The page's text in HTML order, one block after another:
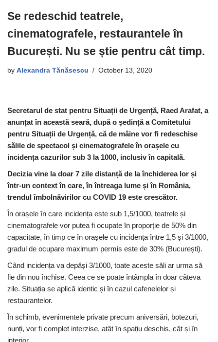
Se redeschid teatrele,
cinematografele, restaurantele în
București. Nu se știe pentru cât timp.
by Alexandra Tănăsescu October 13, 2020
Secretarul de stat pentru Situații de Urgență, Raed Arafat, a
anunțat în această seară, după o ședință a Comitetului
pentru Situații de Urgență, că de mâine vor fi redeschise
sălile de spectacol și cinematografele în orașele cu
incidența cazurilor sub 3 la 1000, inclusiv în capitală.
Decizia vine la doar 7 zile distanță de la închiderea lor și
într-un context în care, în întreaga lume și în România,
trendul îmbolnăvirilor cu COVID 19 este crescător.
În orașele în care incidența este sub 1,5/1000, teatrele și
cinematografele vor putea fi ocupate în proporție de 50% din
capacitate, în timp ce în orașele cu incidența între 1,5 și 3/1000,
gradul de ocupare maximum permis este de 30% (București).
Când incidența va depăși 3/1000, toate aceste săli ar urma să
fie din nou închise. Ceea ce se poate întâmpla în doar câteva
zile. Situația se aplică identic și în cazul cafenelelor și
restaurantelor.
În schimb, evenimentele private precum aniversări, botezuri,
nunți, vor fi complet interzise, atât în spațiu deschis, cât și în